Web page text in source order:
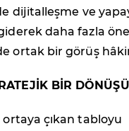
dijitalleşme ve
daha fazla
ortak bir görüş
BİR
ortaya çıkan tabloyu